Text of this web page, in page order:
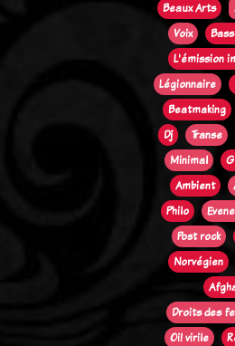
Beaux Arts
.
Voix
L'émission
Légionnaire
Beatmaking
Dj
Transe
Minimal
Ambient
Philo
Post rock
Norvégien
Droits des
Oi! virile